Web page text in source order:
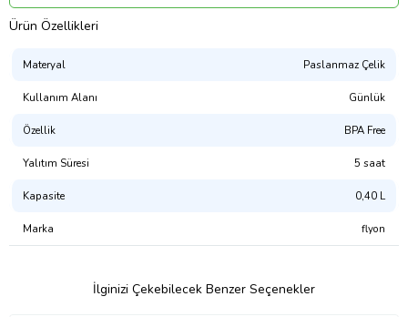
Dijital LED Sıcaklık Göstergesi:Kapağın üzerindeki ekran sayesinde
içecek sıcaklığını anında görüntüleyin.
eder, hijyeniktir ve koku yapmaz.
Sızdırmaz Kapak Teknolojisi:
Sızdırma derdi olmadan çantanızda
Tek Elle Açılabilir Kapak Mekanizması:
Araba kullanırken, yürürken
Gün boyu kahve veya çay keyfi yapmak isteyenler
Ürün Özellikleri
Materyal Paslanmaz Çelik
Kullanım Alanı Günlük
Özellik BPA Free
Yalıtım Süresi 5 saat
Kapasite 0,40 L
Marka flyon
İlginizi Çekebilecek Benzer Seçenekler